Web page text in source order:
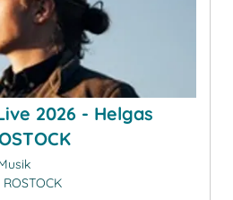
2026 - Helgas